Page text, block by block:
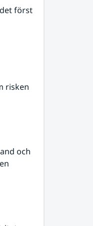
först
risken
och